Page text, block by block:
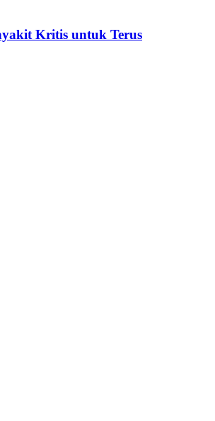
Kritis untuk Terus